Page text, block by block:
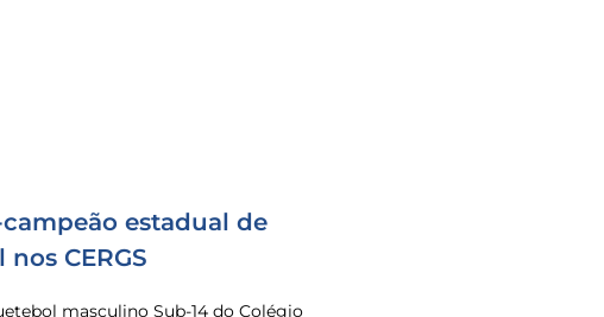
campeão estadual de
CERGS
masculino Sub-14 do Colégio